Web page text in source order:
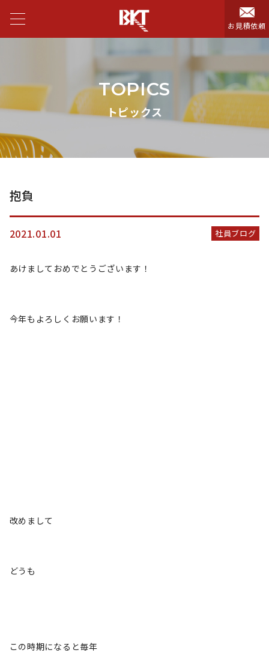
お見積依頼
TOPICS
トピックス
抱負
2021.01.01 社員ブログ
あけましておめでとうございます！
今年もよろしくお願います！
改めまして
どうも
この時期になると毎年